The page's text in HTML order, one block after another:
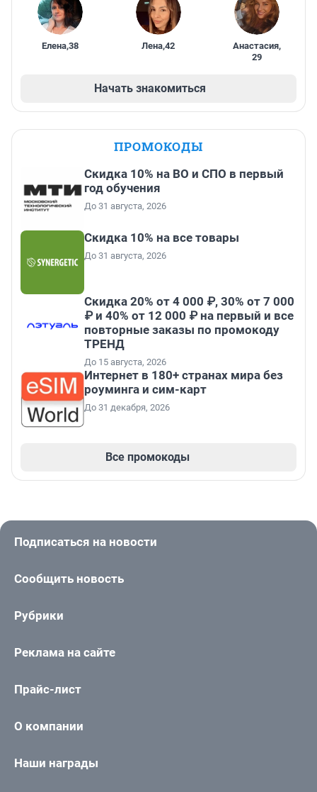
Елена,38 Лена,42 Анастасия,
29
Начать знакомиться
ПРОМОКОДЫ
Скидка 10% на ВО и СПО в первый
год обучения
До 31 августа, 2026
Скидка 10% на все товары
До 31 августа, 2026
Скидка 20% от 4 000 ₽, 30% от 7 000
₽ и 40% от 12 000 ₽ на первый и все
повторные заказы по промокоду
ТРЕНД
До 15 августа, 2026
Интернет в 180+ странах мира без
роуминга и сим-карт
До 31 декабря, 2026
Все промокоды
Подписаться на новости
Сообщить новость
Рубрики
Реклама на сайте
Прайс-лист
О компании
Наши награды